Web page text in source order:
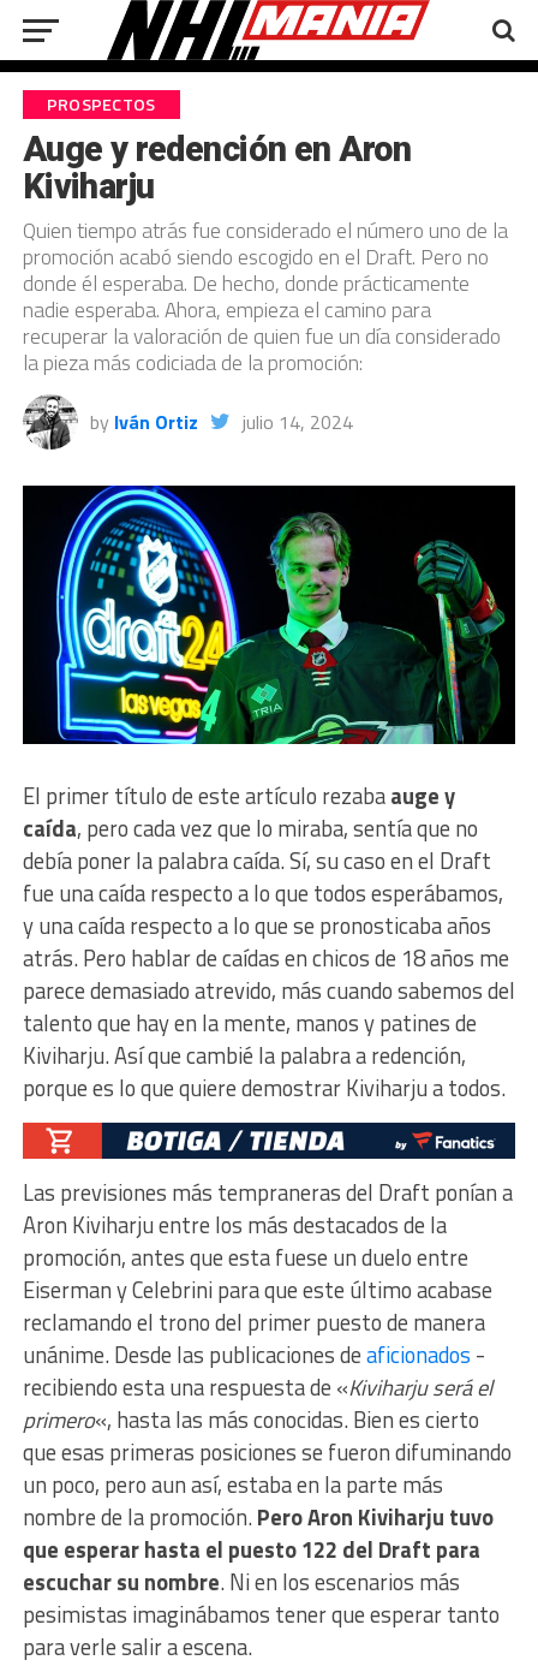
PROSPECTOS
Auge y redención en Aron
Kiviharju
Quien tiempo atrás fue considerado el número uno de la
promoción acabó siendo escogido en el Draft. Pero no
donde él esperaba. De hecho, donde prácticamente
nadie esperaba. Ahora, empieza el camino para
recuperar la valoración de quien fue un día considerado
la pieza más codiciada de la promoción:
by Iván Ortiz julio 14, 2024
El primer título de este artículo rezabaauge y
caída, pero cada vez que lo miraba, sentía que no
debía poner la palabra caída. Sí, su caso en el Draft
fue una caída respecto a lo que todos esperábamos,
y una caída respecto a lo que se pronosticaba años
atrás. Pero hablar de caídas en chicos de 18 años me
parece demasiado atrevido, más cuando sabemos del
talento que hay en la mente, manos y patines de
Kiviharju. Así que cambié la palabra a redención,
porque es lo que quiere demostrar Kiviharju a todos.
Las previsiones más tempraneras del Draft ponían a
Aron Kiviharju entre los más destacados de la
promoción, antes que esta fuese un duelo entre
Eiserman y Celebrini para que este último acabase
reclamando el trono del primer puesto de manera
unánime. Desde las publicaciones deaficionados -
recibiendo esta una respuesta de «Kiviharju será el
primero«, hasta las más conocidas. Bien es cierto
que esas primeras posiciones se fueron difuminando
un poco, pero aun así, estaba en la parte más
nombre de la promoción.Pero Aron Kiviharju tuvo
que esperar hasta el puesto 122 del Draft para
escuchar su nombre. Ni en los escenarios más
pesimistas imaginábamos tener que esperar tanto
para verle salir a escena.